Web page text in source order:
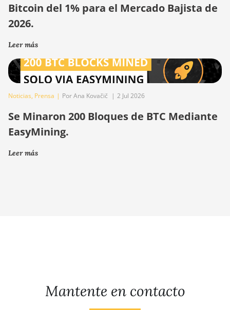
Bitcoin del 1% para el Mercado Bajista de
2026.
Leer más
Noticias, Prensa | Por Ana Kovačič | 2 Jul 2026
Se Minaron 200 Bloques de BTC Mediante
EasyMining.
Leer más
Mantente en contacto